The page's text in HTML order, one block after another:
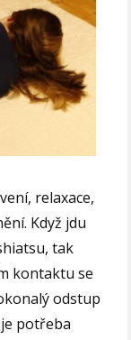
relaxace,
Když jdu
tak
kontaktu se
odstup
potřeba